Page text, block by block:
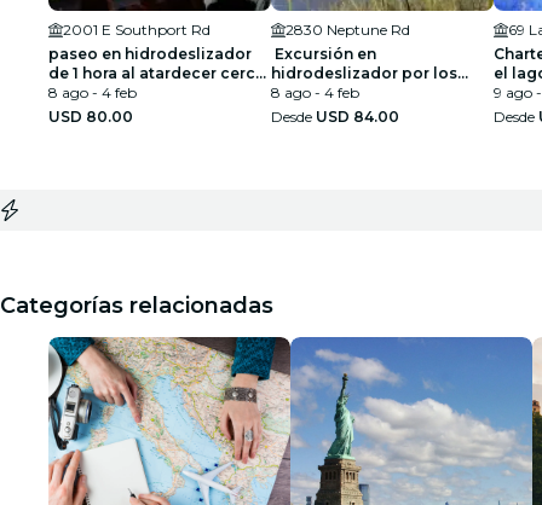
2001 E Southport Rd
paseo en hidrodeslizador
de 1 hora al atardecer cerca
de Orlando
8 ago - 4 feb
USD 80.00
2830 Neptune Rd
Excursión en
hidrodeslizador por los
Everglades, cerca de
Orlando, Florida
8 ago - 4 feb
Desde USD 84.00
69
el
9 ago
Desde
Categorías relacionadas